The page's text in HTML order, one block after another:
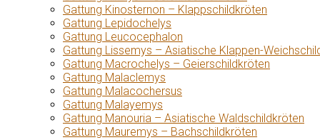
Gattung Kinosternon – Klappschildkröten
Gattung Lepidochelys
Gattung Leucocephalon
Gattung Lissemys – Asiatische Klappen-
Gattung Macrochelys – Geierschildkröten
Gattung Malaclemys
Gattung Malacochersus
Gattung Malayemys
Gattung Manouria – Asiatische Waldschildkröten
Gattung Mauremys – Bachschildkröten